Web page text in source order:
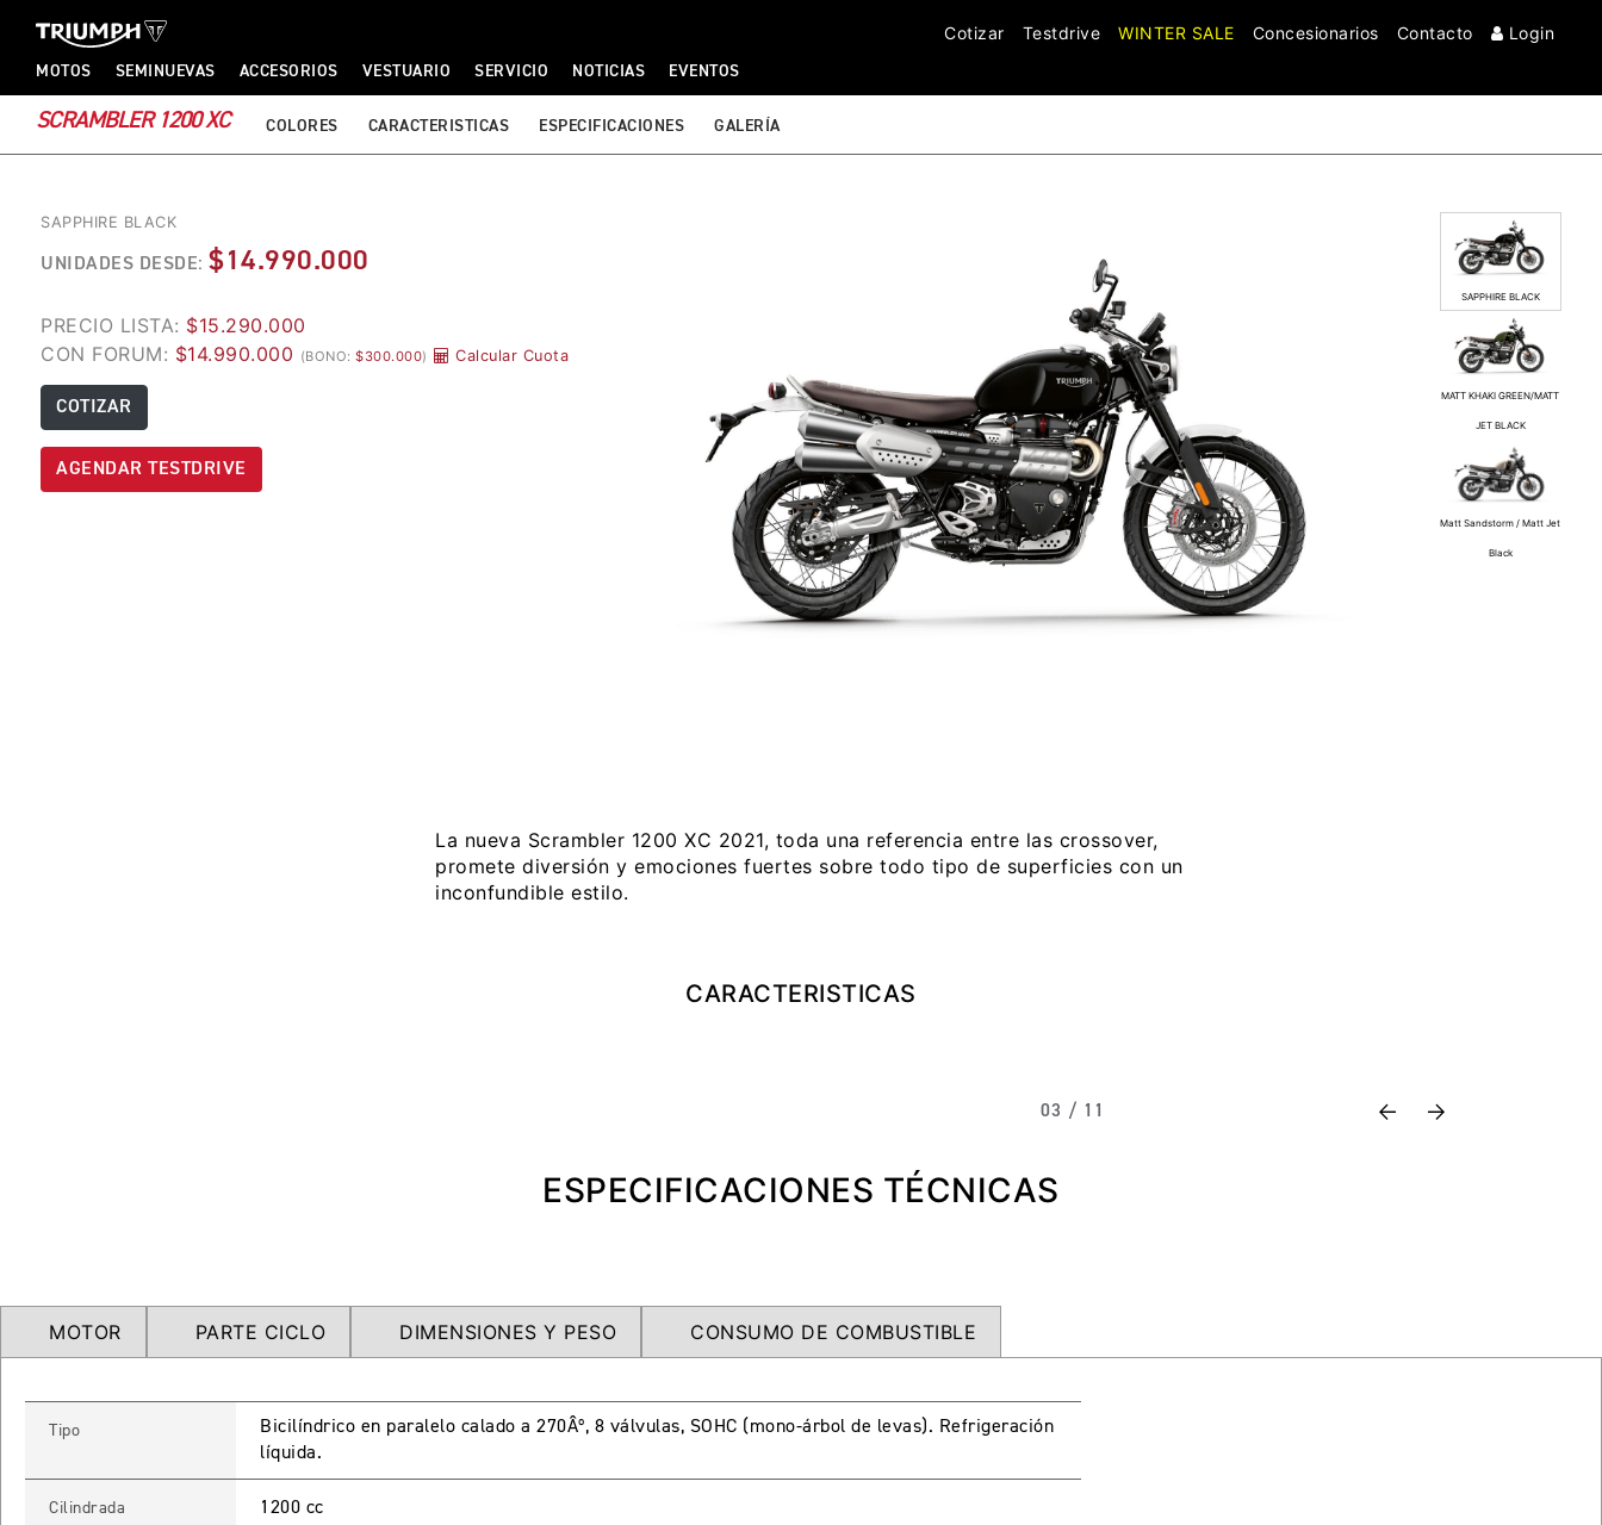
MOTOS SEMINUEVAS ACCESORIOS VESTUARIO SERVICIO NOTICIAS EVENTOS
Cotizar Testdrive WINTER SALE Concesionarios Contacto Login
SCRAMBLER 1200 XC COLORES CARACTERISTICAS ESPECIFICACIONES GALERÍA
SAPPHIRE BLACK
UNIDADES DESDE: $14.990.000
PRECIO LISTA: $15.290.000
CON FORUM: $14.990.000 (BONO: $300.000) Calcular Cuota
COTIZAR
AGENDAR TESTDRIVE
SAPPHIRE BLACK
MATT KHAKI GREEN/MATT
JET BLACK
Matt Sandstorm / Matt Jet
Black
La nueva Scrambler 1200 XC 2021, toda una referencia entre las crossover,
promete diversión y emociones fuertes sobre todo tipo de superficies con un
inconfundible estilo.
CARACTERISTICAS
03 / 11 PreviousNext
ESPECIFICACIONES TÉCNICAS
MOTOR PARTE CICLO DIMENSIONES Y PESO CONSUMO DE COMBUSTIBLE
Tipo
Bicilíndrico en paralelo calado a 270Âº, 8 válvulas, SOHC (mono-árbol de levas). Refrigeración
líquida.
Cilindrada 1200 cc